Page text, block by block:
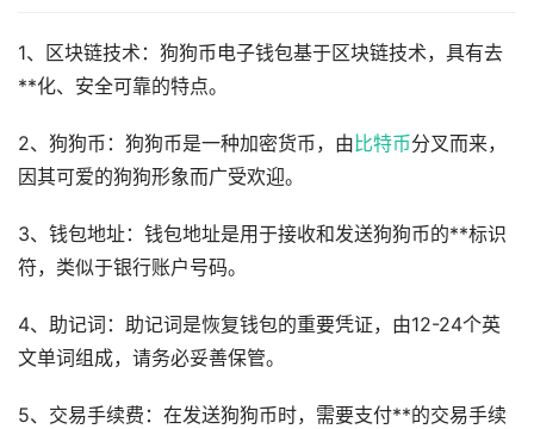
1、区块链技术：狗狗币电子钱包基于区块链技术，具有去
**化、安全可靠的特点。
2、狗狗币：狗狗币是一种加密货币，由 比特币分叉而来，
因其可爱的狗狗形象而广受欢迎。
3、钱包地址：钱包地址是用于接收和发送狗狗币的**标识
符，类似于银行账户号码。
4、助记词：助记词是恢复钱包的重要凭证，由12-24个英
文单词组成，请务必妥善保管。
5、交易手续费：在发送狗狗币时，需要支付**的交易手续